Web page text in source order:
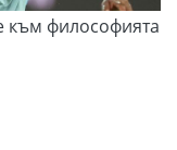
към философията